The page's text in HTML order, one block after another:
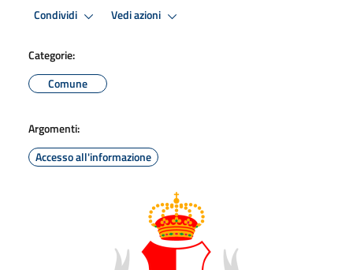
Condividi Vedi azioni
Categorie:
Comune
Argomenti:
Accesso all'informazione